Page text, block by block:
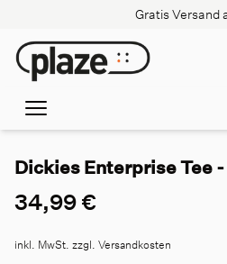
Gratis Versand
Dickies Enterprise Tee
34,99 €
inkl. MwSt. zzgl. Versandkosten